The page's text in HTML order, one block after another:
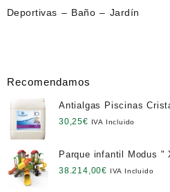
Deportivas – Baño – Jardín
Recomendamos
Antialgas Piscinas
NETO
30,25€ IVA Incluido
Parque infantil Modus "
38.214,00€ IVA Incluido